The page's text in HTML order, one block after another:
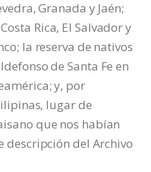
Granada y Jaén;
Rica, El Salvador y
la reserva de nativos
de Santa Fe en
y, por
lugar de
que nos habían
descripción del Archivo